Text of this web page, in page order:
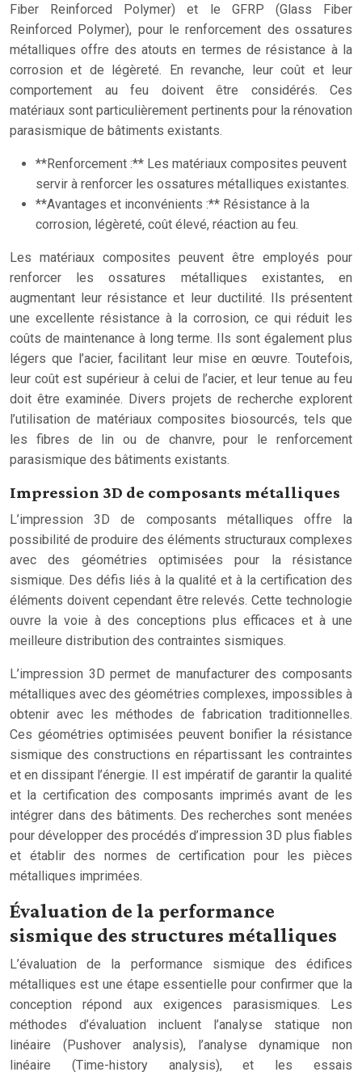
Fiber Reinforced Polymer) et le GFRP (Glass Fiber
Reinforced Polymer), pour le renforcement des ossatures
métalliques offre des atouts en termes de résistance à la
corrosion et de légèreté. En revanche, leur coût et leur
comportement au feu doivent être considérés. Ces
matériaux sont particulièrement pertinents pour la rénovation
parasismique de bâtiments existants.
**Renforcement :** Les matériaux composites peuvent
servir à renforcer les ossatures métalliques existantes.
**Avantages et inconvénients :** Résistance à la
corrosion, légèreté, coût élevé, réaction au feu.
Les matériaux composites peuvent être employés pour
renforcer les ossatures métalliques existantes, en
augmentant leur résistance et leur ductilité. Ils présentent
une excellente résistance à la corrosion, ce qui réduit les
coûts de maintenance à long terme. Ils sont également plus
légers que l’acier, facilitant leur mise en œuvre. Toutefois,
leur coût est supérieur à celui de l’acier, et leur tenue au feu
doit être examinée. Divers projets de recherche explorent
l’utilisation de matériaux composites biosourcés, tels que
les fibres de lin ou de chanvre, pour le renforcement
parasismique des bâtiments existants.
Impression 3D de composants métalliques
L’impression 3D de composants métalliques offre la
possibilité de produire des éléments structuraux complexes
avec des géométries optimisées pour la résistance
sismique. Des défis liés à la qualité et à la certification des
éléments doivent cependant être relevés. Cette technologie
ouvre la voie à des conceptions plus efficaces et à une
meilleure distribution des contraintes sismiques.
L’impression 3D permet de manufacturer des composants
métalliques avec des géométries complexes, impossibles à
obtenir avec les méthodes de fabrication traditionnelles.
Ces géométries optimisées peuvent bonifier la résistance
sismique des constructions en répartissant les contraintes
et en dissipant l’énergie. Il est impératif de garantir la qualité
et la certification des composants imprimés avant de les
intégrer dans des bâtiments. Des recherches sont menées
pour développer des procédés d’impression 3D plus fiables
et établir des normes de certification pour les pièces
métalliques imprimées.
Évaluation de la performance
sismique des structures métalliques
L’évaluation de la performance sismique des édifices
métalliques est une étape essentielle pour confirmer que la
conception répond aux exigences parasismiques. Les
méthodes d’évaluation incluent l’analyse statique non
linéaire (Pushover analysis), l’analyse dynamique non
linéaire (Time-history analysis), et les essais